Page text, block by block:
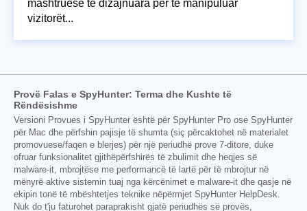
mashtruese të dizajnuara për të manipuluar
vizitorët...
Provë Falas e SpyHunter: Terma dhe Kushte të
Rëndësishme
Versioni Provues i SpyHunter është për SpyHunter Pro ose SpyHunter
për Mac dhe përfshin pajisje të shumta (siç përcaktohet në materialet
promovuese/faqen e blerjes) për një periudhë prove 7-ditore, duke
ofruar funksionalitet gjithëpërfshirës të zbulimit dhe heqjes së
malware-it, mbrojtëse me performancë të lartë për të mbrojtur në
mënyrë aktive sistemin tuaj nga kërcënimet e malware-it dhe qasje në
ekipin tonë të mbështetjes teknike nëpërmjet SpyHunter HelpDesk.
Nuk do t'ju faturohet paraprakisht gjatë periudhës së provës,